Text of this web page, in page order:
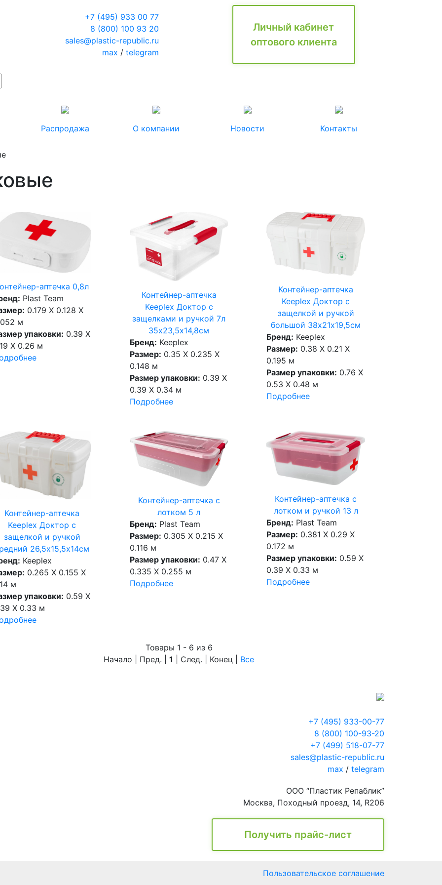
+7 (495) 933 00 77
8 (800) 100 93 20
sales@plastic-republic.ru
max / telegram
Личный кабинет
оптового клиента
Распродажа О компании Новости Контакты
аптечка 0,8л
Plast Team
0.179 X 0.128 X
м
упаковки: 0.39 X
X 0.26 м
Контейнер-аптечка
Keeplex Доктор с
защелками и ручкой 7л
35х23,5х14,8см
Бренд: Keeplex
Размер: 0.35 X 0.235 X
0.148 м
Размер упаковки: 0.39 X
0.39 X 0.34 м
Подробнее
Контейнер-аптечка
Keeplex Доктор с
защелкой и ручкой
большой 38х21х19,5см
Бренд: Keeplex
Размер: 0.38 X 0.21 X
0.195 м
Размер упаковки: 0.76 X
0.53 X 0.48 м
Подробнее
Контейнер-аптечка
Keeplex Доктор с
защелкой и ручкой
26,5х15,5х14см
Keeplex
0.265 X 0.155 X
м
упаковки: 0.59 X
X 0.33 м
Контейнер-аптечка с
лотком 5 л
Бренд: Plast Team
Размер: 0.305 X 0.215 X
0.116 м
Размер упаковки: 0.47 X
0.335 X 0.255 м
Подробнее
Контейнер-аптечка с
лотком и ручкой 13 л
Бренд: Plast Team
Размер: 0.381 X 0.29 X
0.172 м
Размер упаковки: 0.59 X
0.39 X 0.33 м
Подробнее
Товары 1 - 6 из 6
Начало | Пред. |1 | След. | Конец Все
+7 (495) 933-00-77
8 (800) 100-93-20
+7 (499) 518-07-77
sales@plastic-republic.ru
max / telegram
ООО “Пластик Репаблик”
Москва, Походный проезд, 14, R206
Получить прайс-лист
Пользовательское соглашение